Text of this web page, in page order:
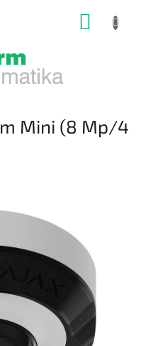
Mini (8 Mp/4